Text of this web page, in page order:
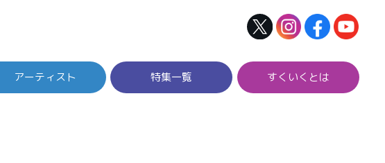
アーティスト 特集一覧 すくいくとは